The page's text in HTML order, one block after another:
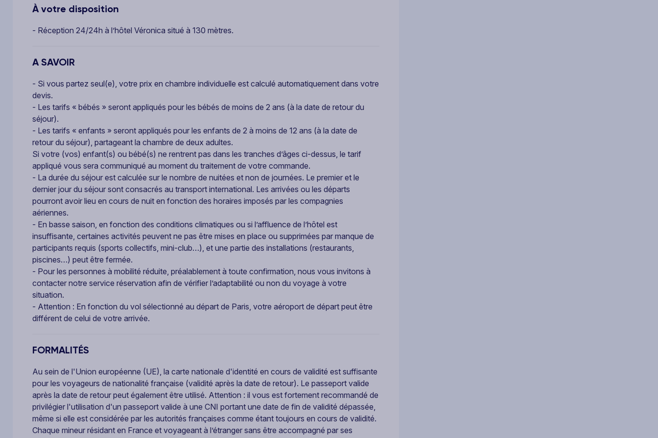
À votre disposition
- Réception 24/24h à l’hôtel Véronica situé à 130 mètres.
A SAVOIR
- Si vous partez seul(e), votre prix en chambre individuelle est calculé automatiquement dans votre
devis.
- Les tarifs « bébés » seront appliqués pour les bébés de moins de 2 ans (à la date de retour du
séjour).
- Les tarifs « enfants » seront appliqués pour les enfants de 2 à moins de 12 ans (à la date de
retour du séjour), partageant la chambre de deux adultes.
Si votre (vos) enfant(s) ou bébé(s) ne rentrent pas dans les tranches d’âges ci-dessus, le tarif
appliqué vous sera communiqué au moment du traitement de votre commande.
- La durée du séjour est calculée sur le nombre de nuitées et non de journées. Le premier et le
dernier jour du séjour sont consacrés au transport international. Les arrivées ou les départs
pourront avoir lieu en cours de nuit en fonction des horaires imposés par les compagnies
aériennes.
- En basse saison, en fonction des conditions climatiques ou si l’affluence de l’hôtel est
insuffisante, certaines activités peuvent ne pas être mises en place ou supprimées par manque de
participants requis (sports collectifs, mini-club…), et une partie des installations (restaurants,
piscines…) peut être fermée.
- Pour les personnes à mobilité réduite, préalablement à toute confirmation, nous vous invitons à
contacter notre service réservation afin de vérifier l’adaptabilité ou non du voyage à votre
situation.
- Attention : En fonction du vol sélectionné au départ de Paris, votre aéroport de départ peut être
différent de celui de votre arrivée.
FORMALITÉS
Au sein de l'Union européenne (UE), la carte nationale d'identité en cours de validité est suffisante
pour les voyageurs de nationalité française (validité après la date de retour). Le passeport valide
après la date de retour peut également être utilisé. Attention : il vous est fortement recommandé de
privilégier l'utilisation d'un passeport valide à une CNI portant une date de fin de validité dépassée,
même si elle est considérée par les autorités françaises comme étant toujours en cours de validité.
Chaque mineur résidant en France et voyageant à l’étranger sans être accompagné par ses